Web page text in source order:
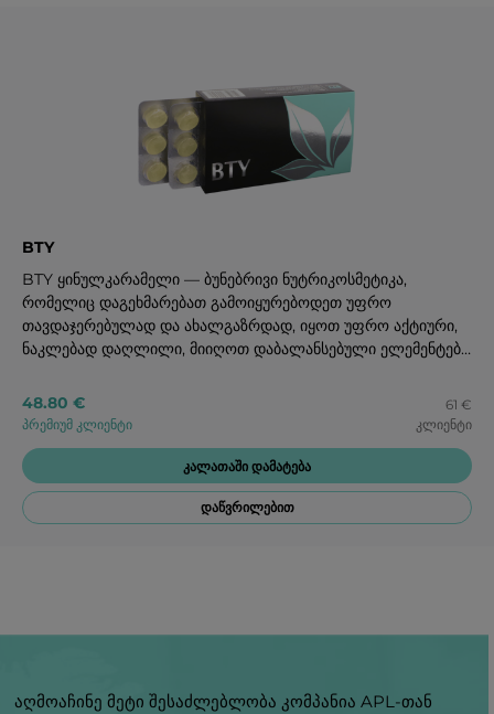
BTY
BTY ყინულკარამელი — ბუნებრივი ნუტრიკოსმეტიკა,
რომელიც დაგეხმარებათ გამოიყურებოდეთ უფრო
თავდაჯერებულად და ახალგაზრდად, იყოთ უფრო აქტიური,
ნაკლებად დაღლილი, მიიღოთ დაბალანსებული ელემენტები
48.80 €
პრემიუმ კლიენტი
61 €
კლიენტი
კალათაში დამატება
დაწვრილებით
აღმოაჩინე მეტი შესაძლებლობა კომპანია APL-თან